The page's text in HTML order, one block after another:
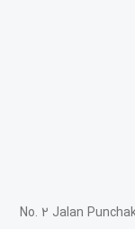
No. 2 Jalan